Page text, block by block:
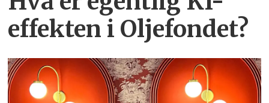
effekten i Oljefondet?